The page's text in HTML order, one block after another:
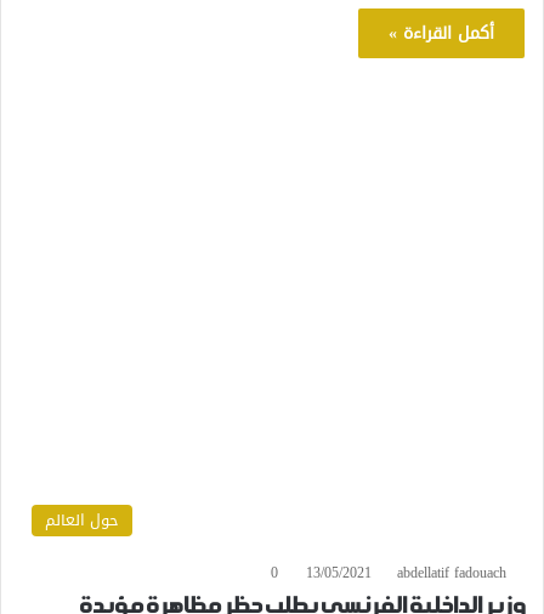
أكمل القراءة »
حول العالم
abdellatif fadouach
13/05/2021
0
وزير الداخلية الفرنسي يطلب حظر مظاهرة مؤيدة